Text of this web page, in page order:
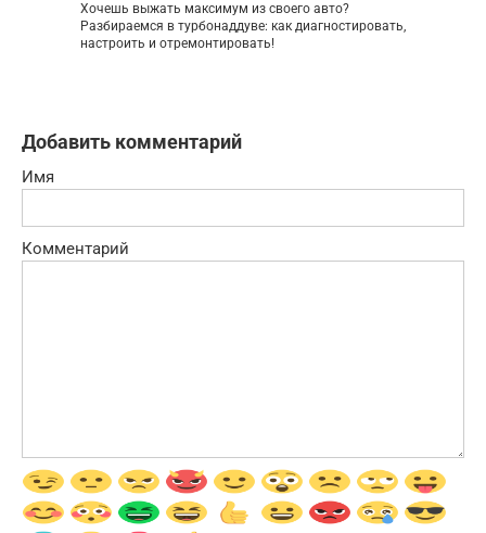
Хочешь выжать максимум из своего авто?
Разбираемся в турбонаддуве: как диагностировать,
настроить и отремонтировать!
Добавить комментарий
Имя
Комментарий